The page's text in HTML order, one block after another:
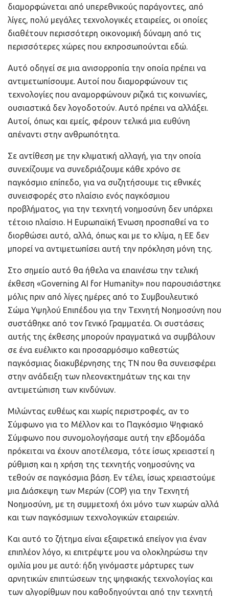
διαμορφώνεται από υπερεθνικούς παράγοντες, από
λίγες, πολύ μεγάλες τεχνολογικές εταιρείες, οι οποίες
διαθέτουν περισσότερη οικονομική δύναμη από τις
περισσότερες χώρες που εκπροσωπούνται εδώ.
Αυτό οδηγεί σε μια ανισορροπία την οποία πρέπει να
αντιμετωπίσουμε. Αυτοί που διαμορφώνουν τις
τεχνολογίες που αναμορφώνουν ριζικά τις κοινωνίες,
ουσιαστικά δεν λογοδοτούν. Αυτό πρέπει να αλλάξει.
Αυτοί, όπως και εμείς, φέρουν τελικά μια ευθύνη
απέναντι στην ανθρωπότητα.
Σε αντίθεση με την κλιματική αλλαγή, για την οποία
συνεχίζουμε να συνεδριάζουμε κάθε χρόνο σε
παγκόσμιο επίπεδο, για να συζητήσουμε τις εθνικές
συνεισφορές στο πλαίσιο ενός παγκόσμιου
προβλήματος, για την τεχνητή νοημοσύνη δεν υπάρχει
τέτοιο πλαίσιο. Η Ευρωπαϊκή Ένωση προσπαθεί να το
διορθώσει αυτό, αλλά, όπως και με το κλίμα, η ΕΕ δεν
μπορεί να αντιμετωπίσει αυτή την πρόκληση μόνη της.
Στο σημείο αυτό θα ήθελα να επαινέσω την τελική
έκθεση «Governing AI for Humanity» που παρουσιάστηκε
μόλις πριν από λίγες ημέρες από το Συμβουλευτικό
Σώμα Υψηλού Επιπέδου για την Τεχνητή Νοημοσύνη που
συστάθηκε από τον Γενικό Γραμματέα. Οι συστάσεις
αυτής της έκθεσης μπορούν πραγματικά να συμβάλουν
σε ένα ευέλικτο και προσαρμόσιμο καθεστώς
παγκόσμιας διακυβέρνησης της ΤΝ που θα συνεισφέρει
στην ανάδειξη των πλεονεκτημάτων της και την
αντιμετώπιση των κινδύνων.
Μιλώντας ευθέως και χωρίς περιστροφές, αν το
Σύμφωνο για το Μέλλον και το Παγκόσμιο Ψηφιακό
Σύμφωνο που συνομολογήσαμε αυτή την εβδομάδα
πρόκειται να έχουν αποτέλεσμα, τότε ίσως χρειαστεί η
ρύθμιση και η χρήση της τεχνητής νοημοσύνης να
τεθούν σε παγκόσμια βάση. Εν τέλει, ίσως χρειαστούμε
μια Διάσκεψη των Μερών (COP) για την Τεχνητή
Νοημοσύνη, με τη συμμετοχή όχι μόνο των χωρών αλλά
και των παγκόσμιων τεχνολογικών εταιρειών.
Και αυτό το ζήτημα είναι εξαιρετικά επείγον για έναν
επιπλέον λόγο, κι επιτρέψτε μου να ολοκληρώσω την
ομιλία μου με αυτό: ήδη γινόμαστε μάρτυρες των
αρνητικών επιπτώσεων της ψηφιακής τεχνολογίας και
των αλγορίθμων που καθοδηγούνται από την τεχνητή